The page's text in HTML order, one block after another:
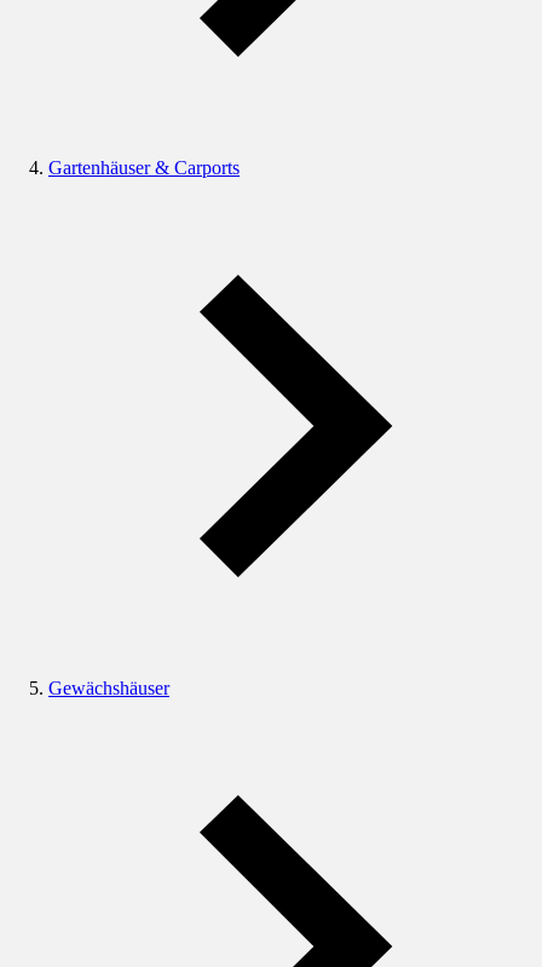
Gartenhäuser & Carports
Gewächshäuser